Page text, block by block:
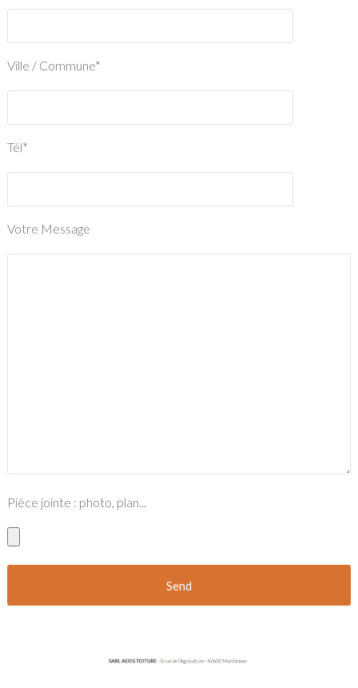
Ville / Commune*
Tél*
Votre Message
Pièce jointe : photo, plan...